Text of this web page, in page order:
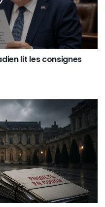
lit les consignes